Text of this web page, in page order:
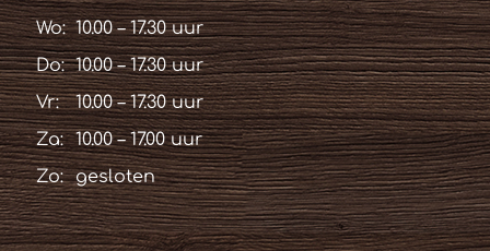
Wo: 10.00 – 17.30 uur
Do: 10.00 – 17.30 uur
Vr:
10.00 – 17.30 uur
Za:
10.00 – 17.00 uur
Zo:
gesloten